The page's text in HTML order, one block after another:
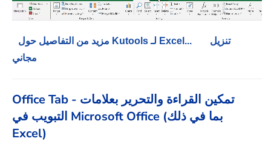
مزيد من التفاصيل حول Kutools لـ Excel...
تنزيل
مجاني
Office Tab - تمكين القراءة والتحرير بعلامات
التبويب في Microsoft Office (بما في ذلك
Excel)